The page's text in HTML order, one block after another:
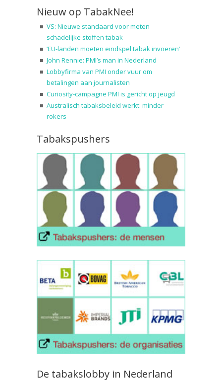
Nieuw op TabakNee!
VS: Nieuwe standaard voor meten
schadelijke stoffen tabak
‘EU-landen moeten eindspel tabak invoeren’
John Rennie: PMI’s man in Nederland
Lobbyfirma van PMI onder vuur om
betalingen aan journalisten
Curiosity-campagne PMI is gericht op jeugd
Australisch tabaksbeleid werkt: minder
rokers
Tabakspushers
De tabakslobby in Nederland